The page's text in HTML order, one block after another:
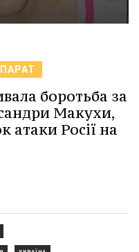
боротьба за
Макухи,
атаки Росії на